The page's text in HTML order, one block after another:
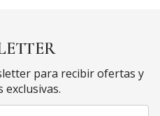
para recibir ofertas y
exclusivas.